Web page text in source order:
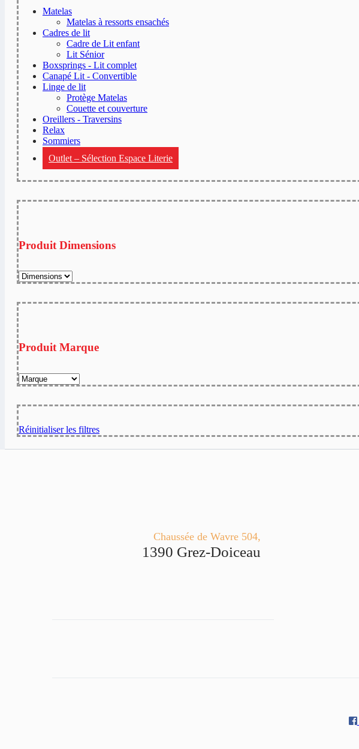
Matelas
Matelas à ressorts ensachés
Cadres de lit
Cadre de Lit enfant
Lit Sénior
Boxsprings - Lit complet
Canapé Lit - Convertible
Linge de lit
Protège Matelas
Couette et couverture
Oreillers - Traversins
Relax
Sommiers
Outlet – Sélection Espace Literie
Produit Dimensions
Produit Marque
Réinitialiser les filtres
Chaussée de Wavre 504,
1390 Grez-Doiceau